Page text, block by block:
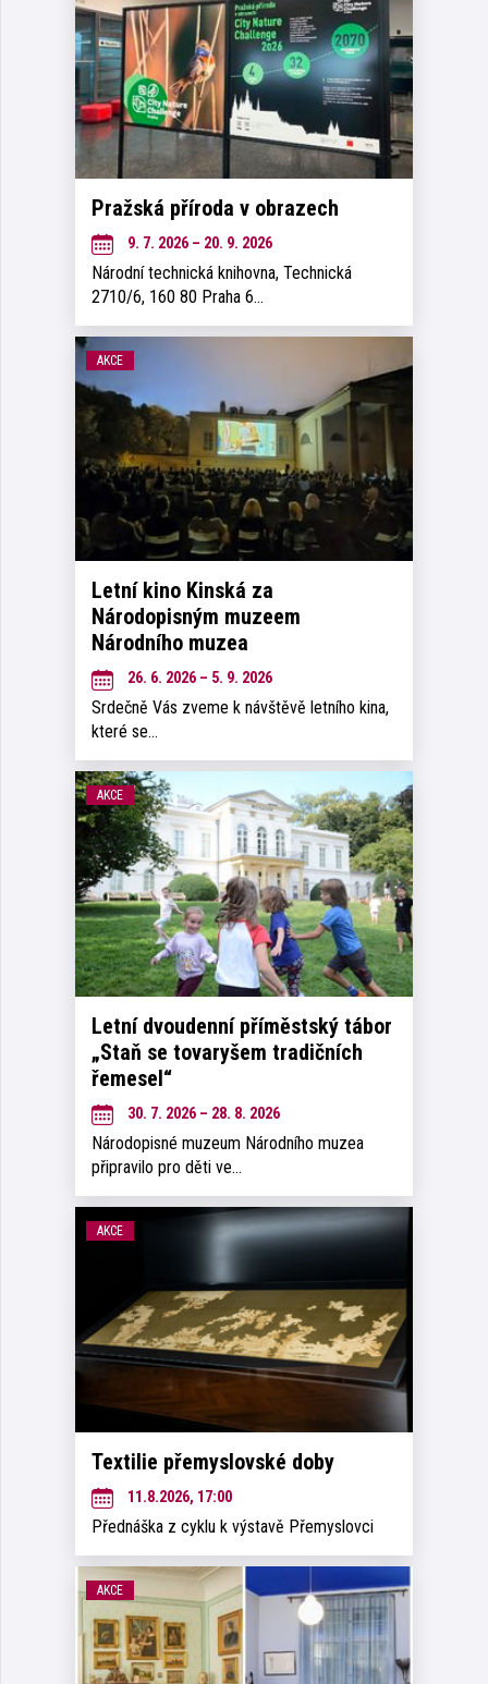
Pražská příroda v obrazech
9. 7. 2026 – 20. 9. 2026
Národní technická knihovna, Technická
2710/6, 160 80 Praha 6…
AKCE
Letní kino Kinská za
Národopisným muzeem
Národního muzea
26. 6. 2026 – 5. 9. 2026
Srdečně Vás zveme k návštěvě letního kina,
které se…
AKCE
Letní dvoudenní příměstský tábor
„Staň se tovaryšem tradičních
řemesel“
30. 7. 2026 – 28. 8. 2026
Národopisné muzeum Národního muzea
připravilo pro děti ve…
AKCE
Textilie přemyslovské doby
11.8.2026, 17:00
Přednáška z cyklu k výstavě Přemyslovci
AKCE